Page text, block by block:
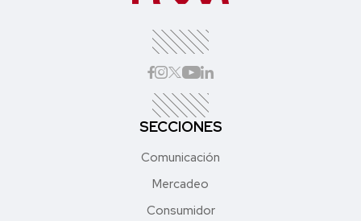
SECCIONES
Comunicación
Mercadeo
Consumidor